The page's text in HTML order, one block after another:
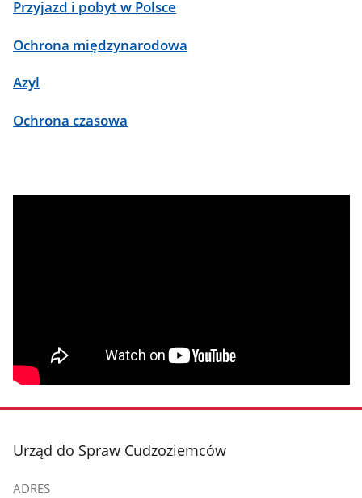
Przyjazd i pobyt w Polsce
Ochrona międzynarodowa
Azyl
Ochrona czasowa
stopka
Urząd do Spraw Cudzoziemców
ADRES